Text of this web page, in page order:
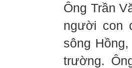
Ông Trần
người con
sông
trường.